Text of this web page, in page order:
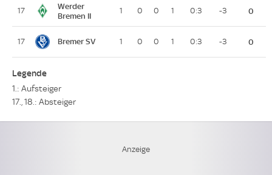
17
Werder
Bremen II
1 0 0 1 0:3 -3 0
17 Bremer SV 1 0 0 1 0:3 -3 0
Legende
1.: Aufsteiger
17., 18.: Absteiger